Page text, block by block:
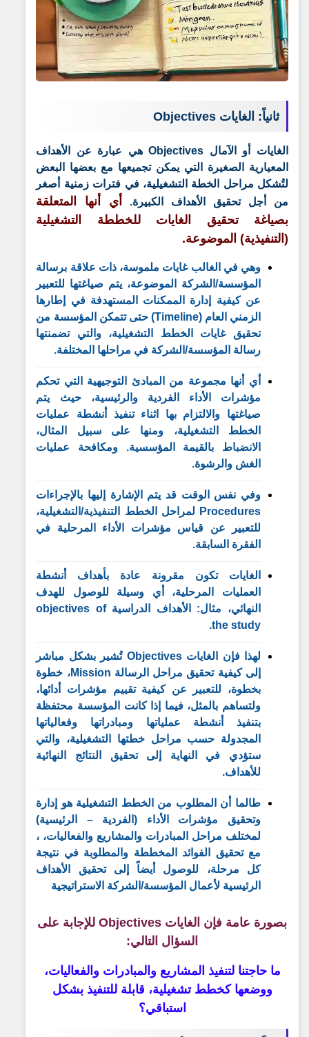
ثانياً: الغايات Objectives
الغايات أو الآمال Objectives هي عبارة عن الأهداف
المعيارية الصغيرة التي يمكن تجميعها مع بعضها البعض
لتُشكل مراحل الخطة التشغيلية، في فترات زمنية أصغر
من أجل تحقيق الأهداف الكبيرة.
أي أنها المتعلقة
بصياغة تحقيق الغايات للخططة التشغيلية
(التنفيذية) الموضوعة.
وهي في الغالب غايات ملموسة، ذات علاقة برسالة
المؤسسة/الشركة الموضوعة، يتم صياغتها للتعبير
عن كيفية إدارة الممكنات المستهدفة في إطارها
الزمني العام (Timeline) حتى تتمكن المؤسسة من
تحقيق غايات الخطط التشغيلية، والتي تضمنتها
رسالة المؤسسة/الشركة في مراحلها المختلفة.
أي أنها مجموعة من المبادئ التوجيهية التي تحكم
مؤشرات الأداء الفردية والرئيسية، حيث يتم
صياغتها والالتزام بها اثناء تنفيذ أنشطة عمليات
الخطط التشغيلية، ومنها على سبيل المثال،
الانضباط بالقيمة المؤسسية. ومكافحة عمليات
الغش والرشوة.
وفي نفس الوقت قد يتم الإشارة إليها بالإجراءات
Procedures لمراحل الخطط التنفيذية/التشغيلية،
للتعبير عن قياس مؤشرات الأداء المرحلية في
الفقرة السابقة.
الغايات تكون مقرونة عادة بأهداف أنشطة
العمليات المرحلية، أي وسيلة للوصول للهدف
النهائي، مثال: الأهداف الدراسية objectives of
the study.
لهذا فإن الغايات Objectives تُشير بشكل مباشر
إلى كيفية تحقيق مراحل الرسالة Mission، خطوة
بخطوة، للتعبير عن كيفية تقييم مؤشرات أدائها،
ولتساهم بالمثل، فيما إذا كانت المؤسسة محتفظة
بتنفيذ أنشطة عملياتها ومبادراتها وفعالياتها
المجدولة حسب مراحل خطتها التشغيلية، والتي
ستؤدي في النهاية إلى تحقيق النتائج النهائية
للأهداف.
طالما أن المطلوب من الخطط التشغيلية هو إدارة
وتحقيق مؤشرات الأداء (الفردية – الرئيسية)
لمختلف مراحل المبادرات والمشاريع والفعاليات، ،
مع تحقيق الفوائد المخططة والمطلوبة في نتيجة
كل مرحلة، للوصول أيضاً إلى تحقيق الأهداف
الرئيسية لأعمال المؤسسة/الشركة الاستراتيجية
بصورة عامة فإن الغايات Objectives للإجابة على
السؤال التالي:
ما حاجتنا لتنفيذ المشاريع والمبادرات والفعاليات،
ووضعها كخطط تشغيلية، قابلة للتنفيذ بشكل
استباقي؟